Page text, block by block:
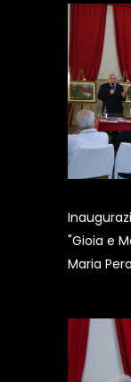
"Gioia e
Maria Pero